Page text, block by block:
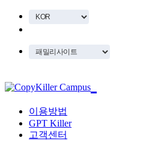
이용방법
GPT Killer
고객센터